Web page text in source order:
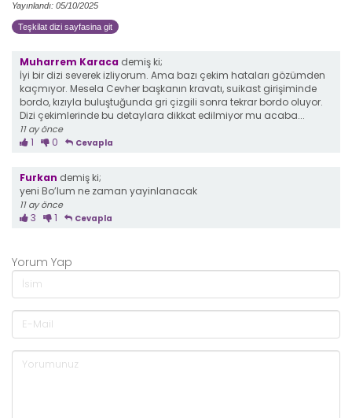
Yayınlandı: 05/10/2025
Teşkilat dizi sayfasina git
Muharrem Karaca demiş ki;
İyi bir dizi severek izliyorum. Ama bazı çekim hataları gözümden
kaçmıyor. Mesela Cevher başkanın kravatı, suikast girişiminde
bordo, kızıyla buluştuğunda gri çizgili sonra tekrar bordo oluyor.
Dizi çekimlerinde bu detaylara dikkat edilmiyor mu acaba...
11 ay önce
1 0 Cevapla
Furkan demiş ki;
yeni Bo’lum ne zaman yayinlanacak
11 ay önce
3 1 Cevapla
Yorum Yap